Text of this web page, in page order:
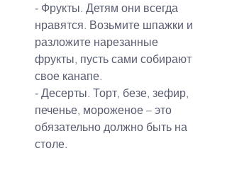
- Фрукты. Детям они всегда
нравятся. Возьмите шпажки и
разложите нарезанные
фрукты, пусть сами собирают
свое канапе.
- Десерты. Торт, безе, зефир,
печенье, мороженое – это
обязательно должно быть на
столе.